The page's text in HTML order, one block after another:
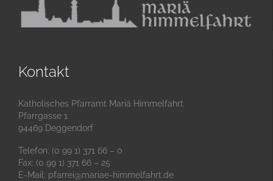
Kontakt
Katholisches Pfarramt Mariä Himmelfahrt
Pfarrgasse 1
94469 Deggendorf
Telefon: (0 99 1) 371 66 – 0
Fax: (0 99 1) 371 66 – 25
E-Mail: pfarrei@mariae-himmelfahrt.de